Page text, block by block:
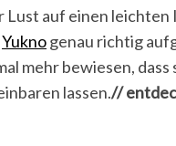
Lust auf einen leichten
Yuknogenau richtig
mehr bewiesen,
lassen.//